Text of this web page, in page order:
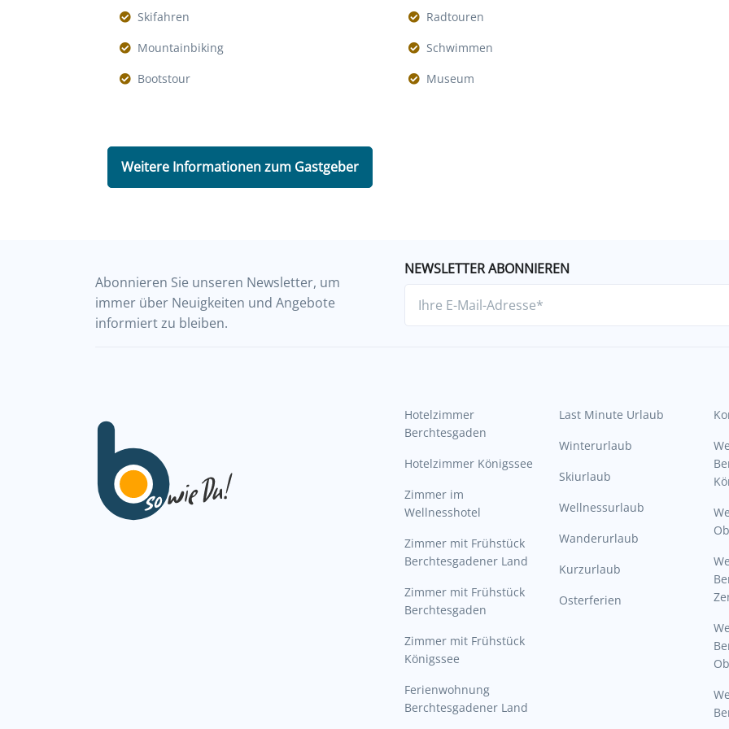
Skifahren
Radtouren
Mountainbiking
Schwimmen
Bootstour
Museum
Weitere Informationen zum Gastgeber
Abonnieren Sie unseren Newsletter, um
immer über Neuigkeiten und Angebote
informiert zu bleiben.
NEWSLETTER ABONNIEREN
Hotelzimmer
Berchtesgaden
Hotelzimmer Königssee
Zimmer im
Wellnesshotel
Zimmer mit Frühstück
Berchtesgadener Land
Zimmer mit Frühstück
Berchtesgaden
Zimmer mit Frühstück
Königssee
Ferienwohnung
Berchtesgadener Land
Last Minute Urlaub
Winterurlaub
Skiurlaub
Wellnessurlaub
Wanderurlaub
Kurzurlaub
Osterferien